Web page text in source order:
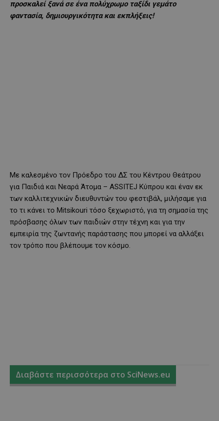
προσκαλεί ξανά σε ένα πολύχρωμο ταξίδι γεμάτο
φαντασία, δημιουργικότητα και εκπλήξεις!
Με καλεσμένο τον Πρόεδρο του ΔΣ του Κέντρου Θεάτρου
για Παιδιά και Νεαρά Άτομα – ASSITEJ Κύπρου και έναν εκ
των καλλιτεχνικών διευθυντών του φεστιβάλ, μιλήσαμε για
το τι κάνει το Mitsikouri τόσο ξεχωριστό, για τη σημασία της
πρόσβασης όλων των παιδιών στην τέχνη και για την
εμπειρία της ζωντανής παράστασης που μπορεί να αλλάξει
τον τρόπο που βλέπουμε τον κόσμο.
Διαβάστε περισσότερα στο SciNews.eu